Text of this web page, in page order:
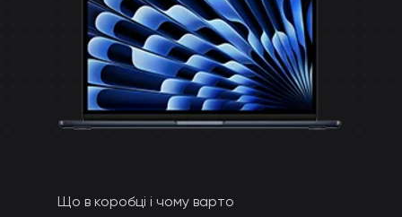
Що в коробці і чому варто